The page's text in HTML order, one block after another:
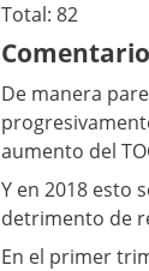
Total: 82
De manera
aumento del
Y en 2018 esto
detrimento de
En el primer